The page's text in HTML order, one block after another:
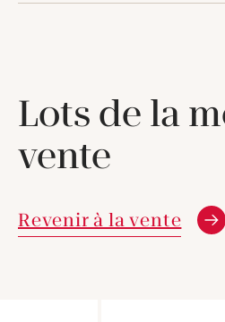
Lots de la
vente
Revenir à la vente